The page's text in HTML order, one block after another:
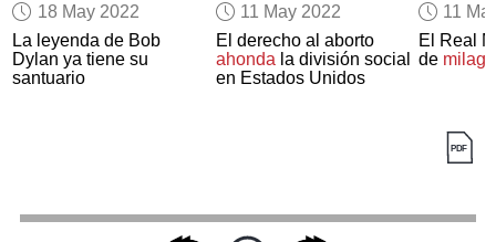
18 May 2022
La leyenda de Bob
Dylan ya tiene su
santuario
11 May 2022
El derecho al aborto
ahondala división social
en Estados Unidos
11
El Real
de